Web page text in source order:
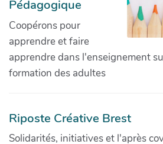
Pédagogique
Coopérons pour
apprendre et faire
apprendre dans l'enseignement
formation des adultes
Riposte Créative Brest
Solidarités, initiatives et l'après